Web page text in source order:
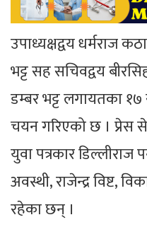
उपाध्यक्षद्वय धर्मराज
भट्ट सह सचिवद्वय
डम्बर भट्ट लगायतका
चयन गरिएको छ । प्रेस
युवा पत्रकार डिल्लीराज
अवस्थी, राजेन्द्र विष्ट,
रहेका छन् ।